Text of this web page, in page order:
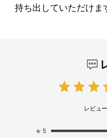
持ち出していただけま
レビュ
★ 5